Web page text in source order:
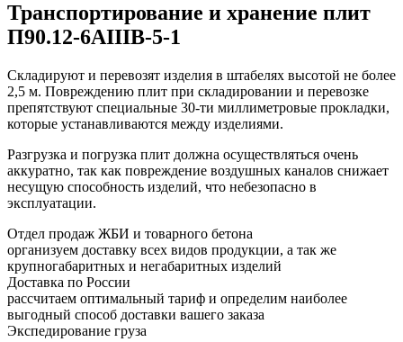
Транспортирование и хранение плит
П90.12-6АIIIВ-5-1
Складируют и перевозят изделия в штабелях высотой не более
2,5 м. Повреждению плит при складировании и перевозке
препятствуют специальные 30-ти миллиметровые прокладки,
которые устанавливаются между изделиями.
Разгрузка и погрузка плит должна осуществляться очень
аккуратно, так как повреждение воздушных каналов снижает
несущую способность изделий, что небезопасно в
эксплуатации.
Отдел продаж ЖБИ и товарного бетона
организуем доставку всех видов продукции, а так же
крупногабаритных и негабаритных изделий
Доставка по России
рассчитаем оптимальный тариф и определим наиболее
выгодный способ доставки вашего заказа
Экспедирование груза